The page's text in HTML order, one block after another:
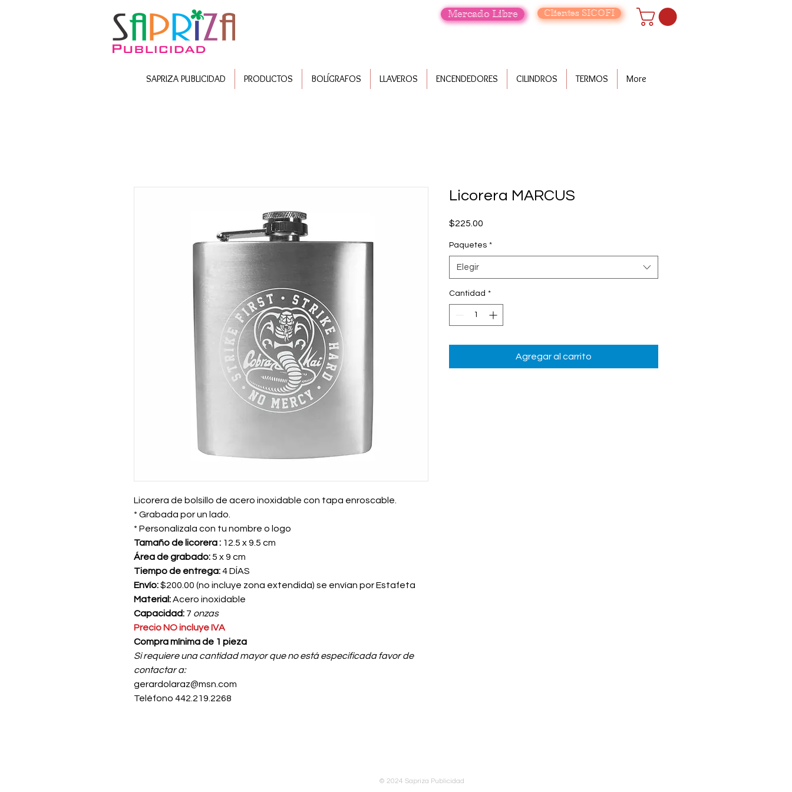
Mercado Libre Clientes SICOFI
SAPRIZA PUBLICIDAD PRODUCTOS BOLÍGRAFOS LLAVEROS ENCENDEDORES CILINDROS TERMOS More
Licorera de bolsillo de acero inoxidable con tapa enroscable.
* Grabada por un lado.
* Personalízala con tu nombre o logo
Tamaño de licorera : 12.5 x 9.5 cm
Área de grabado:5 x 9 cm
Tiempo de entrega:4 DÍAS
Envío:$200.00 (no incluye zona extendida) se envían por Estafeta
Material:Acero inoxidable
Capacidad: 7 onzas
Precio NO incluye IVA
Compra mínima de 1 pieza
Si requiere una cantidad mayor que no está especificada favor de
contactar a:
gerardolaraz@msn.com
Teléfono 442.219.2268
Licorera MARCUS
$225.00
Paquetes *
Elegir
Cantidad *
Agregar al carrito
© 2024 Sapriza Publicidad